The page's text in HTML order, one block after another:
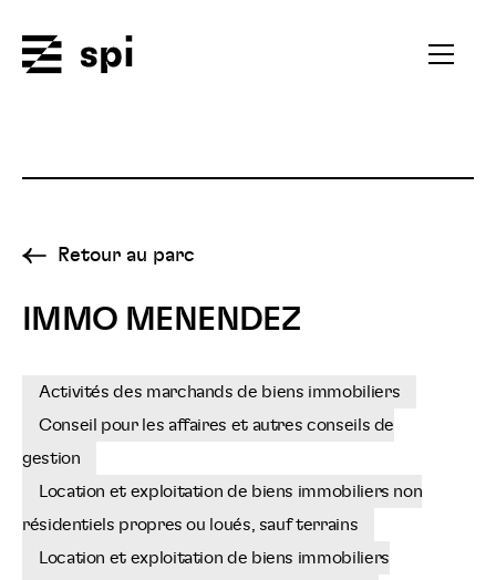
Ouvrir
Retour au parc
IMMO MENENDEZ
Activités des marchands de biens immobiliers
Conseil pour les affaires et autres conseils de
gestion
Location et exploitation de biens immobiliers non
résidentiels propres ou loués, sauf terrains
Location et exploitation de biens immobiliers